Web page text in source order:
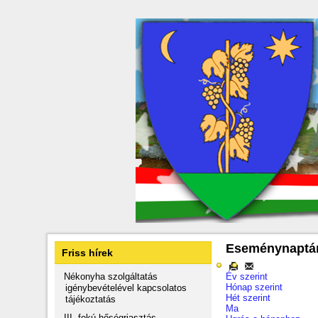
Friss hírek
Nékonyha szolgáltatás
igénybevételével kapcsolatos
tájékoztatás
Év szerint
Hónap szerint
Hét szerint
Ma